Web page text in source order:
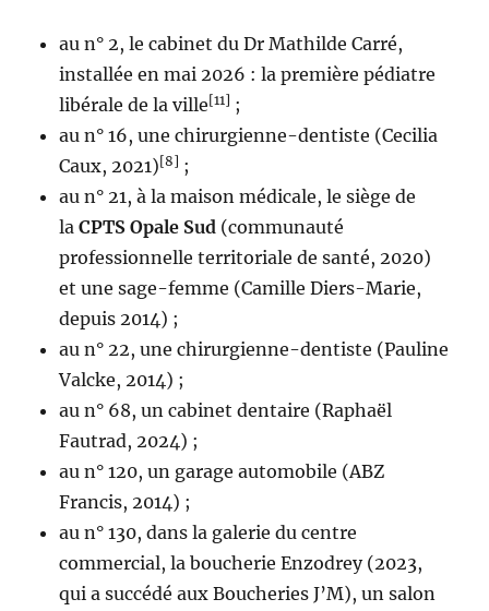
au n° 2, le cabinet du Dr Mathilde Carré,
installée en mai 2026 : la première pédiatre
libérale de la ville[11] ;
au n° 16, une chirurgienne-dentiste (Cecilia
Caux, 2021)[8] ;
au n° 21, à la maison médicale, le siège de
laCPTS Opale Sud (communauté
professionnelle territoriale de santé, 2020)
et une sage-femme (Camille Diers-Marie,
depuis 2014) ;
au n° 22, une chirurgienne-dentiste (Pauline
Valcke, 2014) ;
au n° 68, un cabinet dentaire (Raphaël
Fautrad, 2024) ;
au n° 120, un garage automobile (ABZ
Francis, 2014) ;
au n° 130, dans la galerie du centre
commercial, la boucherie Enzodrey (2023,
qui a succédé aux Boucheries J’M), un salon